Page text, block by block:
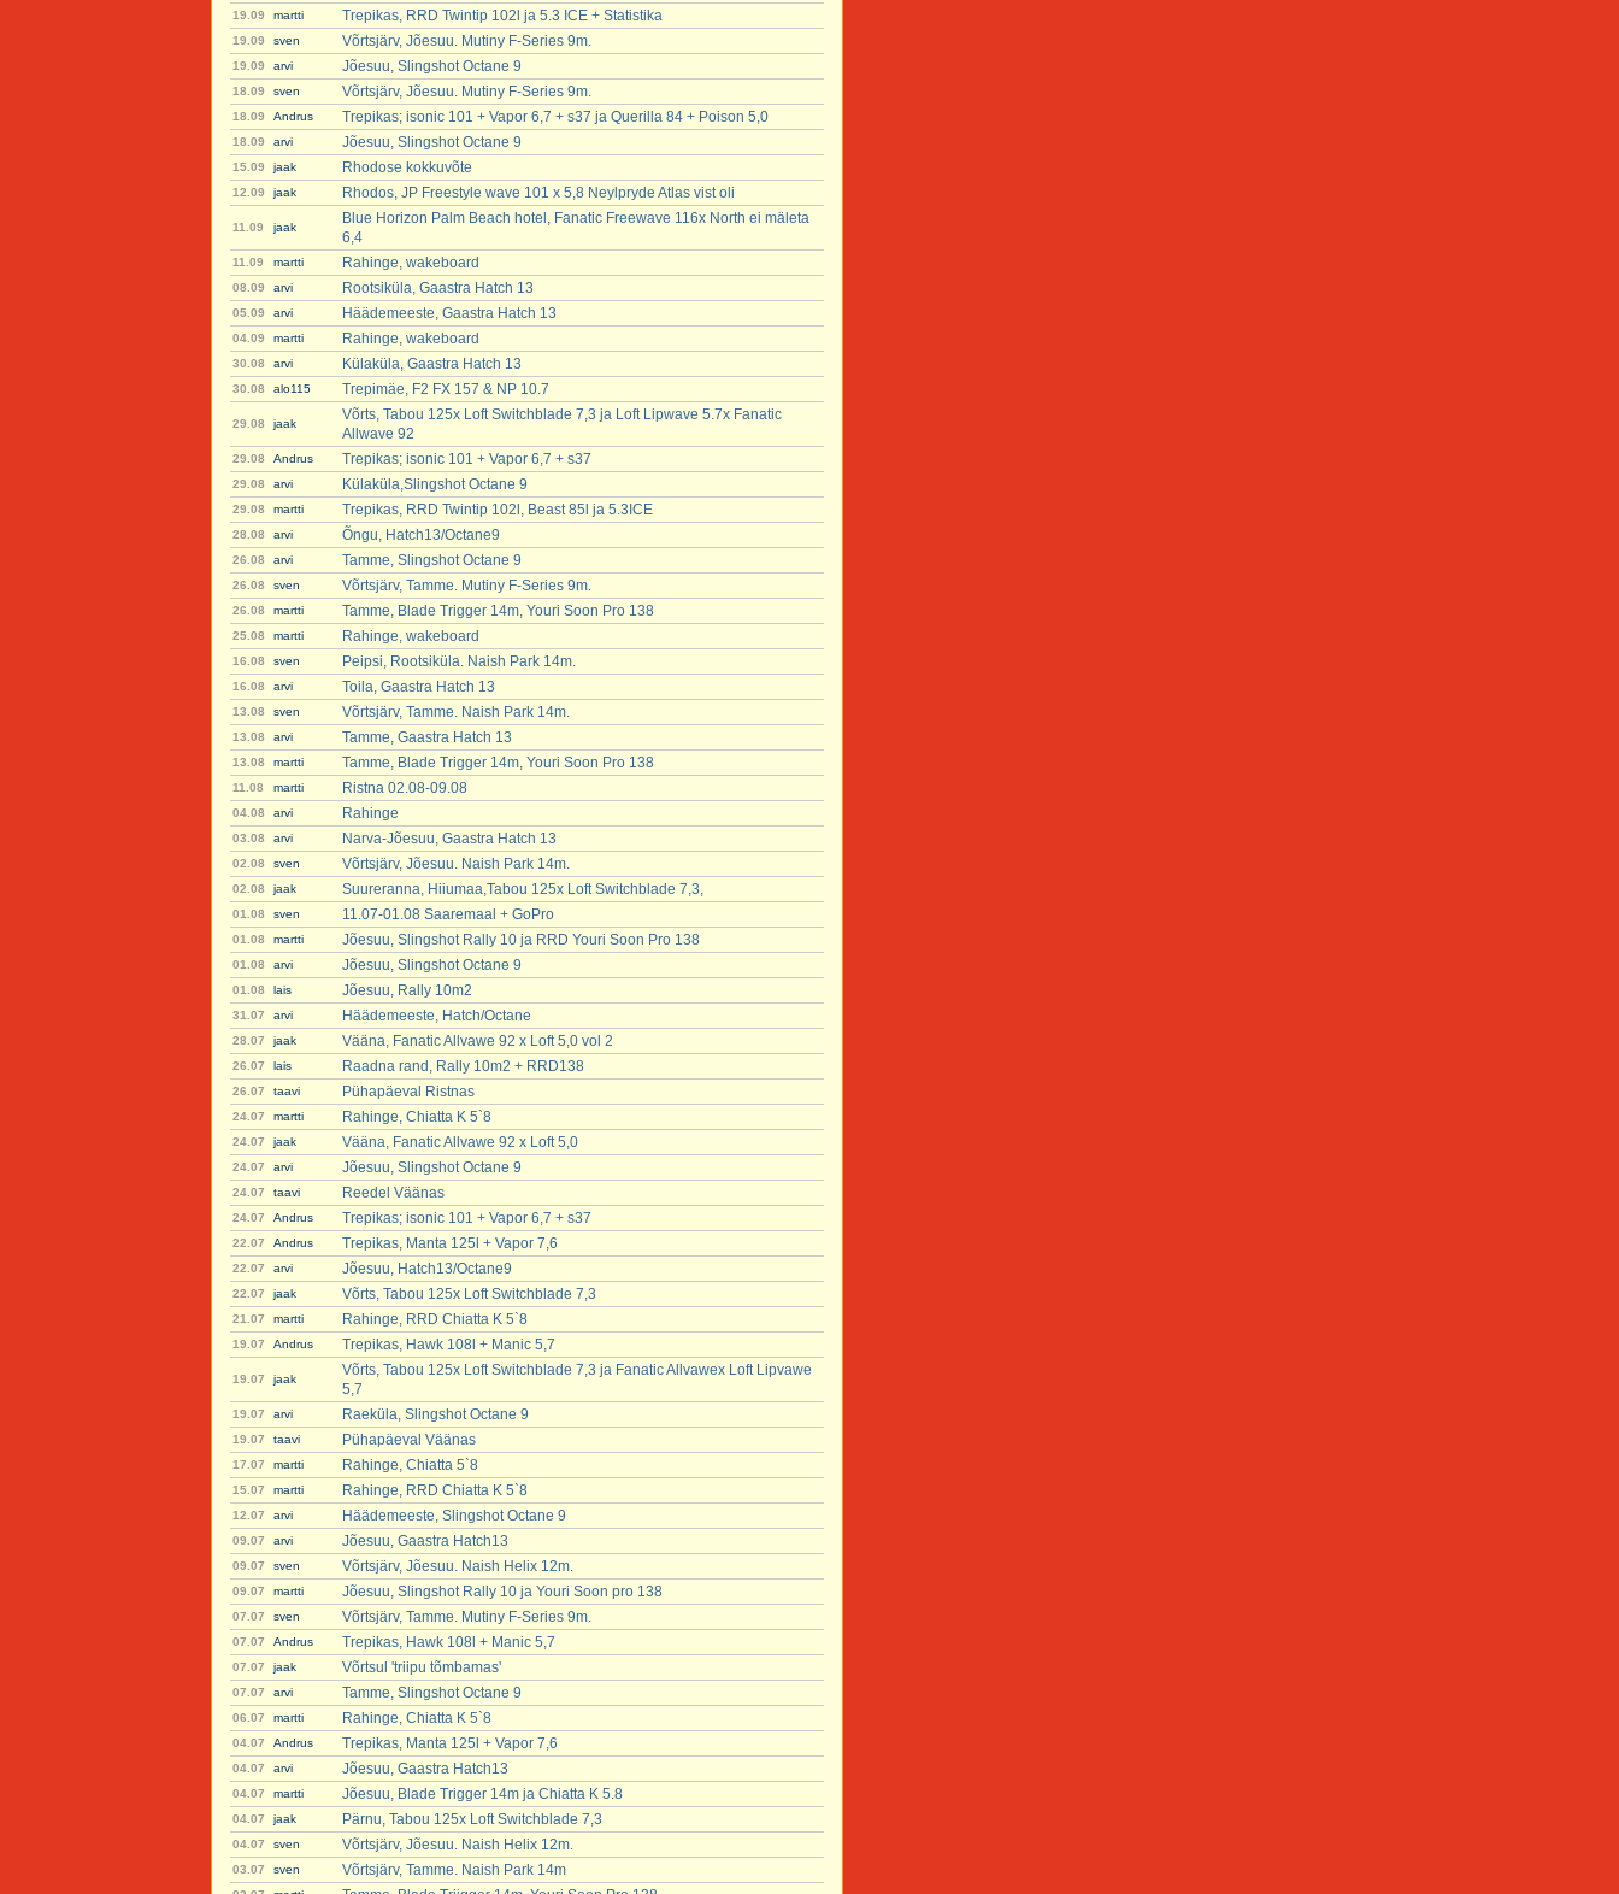
19.09 martti Trepikas, RRD Twintip 102l ja 5.3 ICE + Statistika
19.09 sven Võrtsjärv, Jõesuu. Mutiny F-Series 9m.
19.09 arvi Jõesuu, Slingshot Octane 9
18.09 sven Võrtsjärv, Jõesuu. Mutiny F-Series 9m.
18.09 Andrus Trepikas; isonic 101 + Vapor 6,7 + s37 ja Querilla 84 + Poison 5,0
18.09 arvi Jõesuu, Slingshot Octane 9
15.09 jaak Rhodose kokkuvõte
12.09 jaak Rhodos, JP Freestyle wave 101 x 5,8 Neylpryde Atlas vist oli
11.09 jaak
Blue Horizon Palm Beach hotel, Fanatic Freewave 116x North ei mäleta
6,4
11.09 martti Rahinge, wakeboard
08.09 arvi Rootsiküla, Gaastra Hatch 13
05.09 arvi Häädemeeste, Gaastra Hatch 13
04.09 martti Rahinge, wakeboard
30.08 arvi Külaküla, Gaastra Hatch 13
30.08 alo115 Trepimäe, F2 FX 157 & NP 10.7
29.08 jaak
Võrts, Tabou 125x Loft Switchblade 7,3 ja Loft Lipwave 5.7x Fanatic
Allwave 92
29.08 Andrus Trepikas; isonic 101 + Vapor 6,7 + s37
29.08 arvi Külaküla,Slingshot Octane 9
29.08 martti Trepikas, RRD Twintip 102l, Beast 85l ja 5.3ICE
28.08 arvi Õngu, Hatch13/Octane9
26.08 arvi Tamme, Slingshot Octane 9
26.08 sven Võrtsjärv, Tamme. Mutiny F-Series 9m.
26.08 martti Tamme, Blade Trigger 14m, Youri Soon Pro 138
25.08 martti Rahinge, wakeboard
16.08 sven Peipsi, Rootsiküla. Naish Park 14m.
16.08 arvi Toila, Gaastra Hatch 13
13.08 sven Võrtsjärv, Tamme. Naish Park 14m.
13.08 arvi Tamme, Gaastra Hatch 13
13.08 martti Tamme, Blade Trigger 14m, Youri Soon Pro 138
11.08 martti Ristna 02.08-09.08
04.08 arvi Rahinge
03.08 arvi Narva-Jõesuu, Gaastra Hatch 13
02.08 sven Võrtsjärv, Jõesuu. Naish Park 14m.
02.08 jaak Suureranna, Hiiumaa,Tabou 125x Loft Switchblade 7,3,
01.08 sven 11.07-01.08 Saaremaal + GoPro
01.08 martti Jõesuu, Slingshot Rally 10 ja RRD Youri Soon Pro 138
01.08 arvi Jõesuu, Slingshot Octane 9
01.08 lais Jõesuu, Rally 10m2
31.07 arvi Häädemeeste, Hatch/Octane
28.07 jaak Vääna, Fanatic Allvawe 92 x Loft 5,0 vol 2
26.07 lais Raadna rand, Rally 10m2 + RRD138
26.07 taavi Pühapäeval Ristnas
24.07 martti Rahinge, Chiatta K 5`8
24.07 jaak Vääna, Fanatic Allvawe 92 x Loft 5,0
24.07 arvi Jõesuu, Slingshot Octane 9
24.07 taavi Reedel Väänas
24.07 Andrus Trepikas; isonic 101 + Vapor 6,7 + s37
22.07 Andrus Trepikas, Manta 125l + Vapor 7,6
22.07 arvi Jõesuu, Hatch13/Octane9
22.07 jaak Võrts, Tabou 125x Loft Switchblade 7,3
21.07 martti Rahinge, RRD Chiatta K 5`8
19.07 Andrus Trepikas, Hawk 108l + Manic 5,7
19.07 jaak
Võrts, Tabou 125x Loft Switchblade 7,3 ja Fanatic Allvawex Loft Lipvawe
5,7
19.07 arvi Raeküla, Slingshot Octane 9
19.07 taavi Pühapäeval Väänas
17.07 martti Rahinge, Chiatta 5`8
15.07 martti Rahinge, RRD Chiatta K 5`8
12.07 arvi Häädemeeste, Slingshot Octane 9
09.07 arvi Jõesuu, Gaastra Hatch13
09.07 sven Võrtsjärv, Jõesuu. Naish Helix 12m.
09.07 martti Jõesuu, Slingshot Rally 10 ja Youri Soon pro 138
07.07 sven Võrtsjärv, Tamme. Mutiny F-Series 9m.
07.07 Andrus Trepikas, Hawk 108l + Manic 5,7
07.07 jaak Võrtsul 'triipu tõmbamas'
07.07 arvi Tamme, Slingshot Octane 9
06.07 martti Rahinge, Chiatta K 5`8
04.07 Andrus Trepikas, Manta 125l + Vapor 7,6
04.07 arvi Jõesuu, Gaastra Hatch13
04.07 martti Jõesuu, Blade Trigger 14m ja Chiatta K 5.8
04.07 jaak Pärnu, Tabou 125x Loft Switchblade 7,3
04.07 sven Võrtsjärv, Jõesuu. Naish Helix 12m.
03.07 sven Võrtsjärv, Tamme. Naish Park 14m